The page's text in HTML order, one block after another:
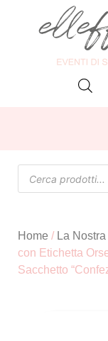
Home / La
con Etichetta
Sacchetto